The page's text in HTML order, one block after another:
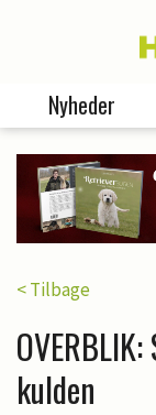
Nyheder
< Tilbage
kulden